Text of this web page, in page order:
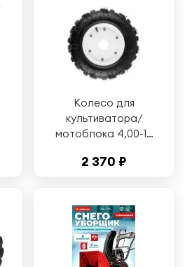
Колесо для
культиватора/
мотоблока 4,00-10
см (SL-A8212)
2 370 ₽